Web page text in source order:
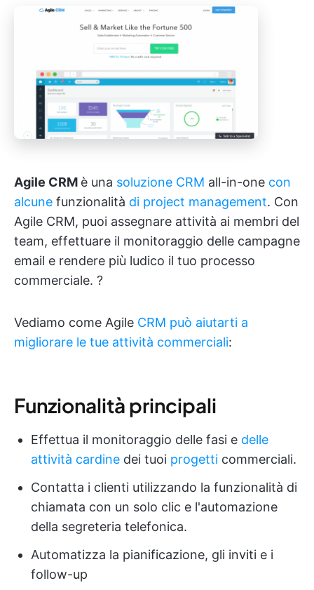
Agile CRM è una soluzione CRM all-in-one con
alcune funzionalità di project management. Con
Agile CRM, puoi assegnare attività ai membri del
team, effettuare il monitoraggio delle campagne
email e rendere più ludico il tuo processo
commerciale. ?
Vediamo come Agile CRM può aiutarti a
migliorare le tue attività commerciali:
Funzionalità principali
Effettua il monitoraggio delle fasi e delle
attività cardine dei tuoi progetti commerciali.
Contatta i clienti utilizzando la funzionalità di
chiamata con un solo clic e l'automazione
della segreteria telefonica.
Automatizza la pianificazione, gli inviti e i
follow-up